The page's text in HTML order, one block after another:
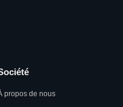
propos de nous